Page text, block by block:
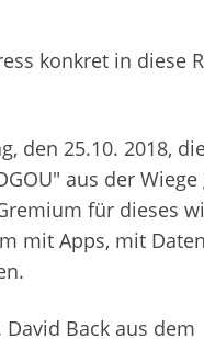
konkret in diese
den 25.10. 2018,
aus der
für dieses
mit Apps, mit
David Back aus dem